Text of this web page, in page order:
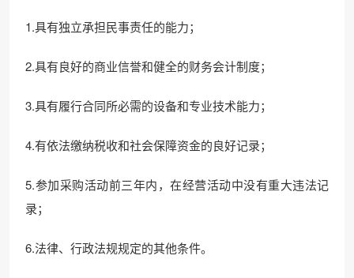
1.具有独立承担民事责任的能力；
2.具有良好的商业信誉和健全的财务会计制度；
3.具有履行合同所必需的设备和专业技术能力；
4.有依法缴纳税收和社会保障资金的良好记录；
5.参加采购活动前三年内，在经营活动中没有重大违法记
录；
6.法律、行政法规规定的其他条件。